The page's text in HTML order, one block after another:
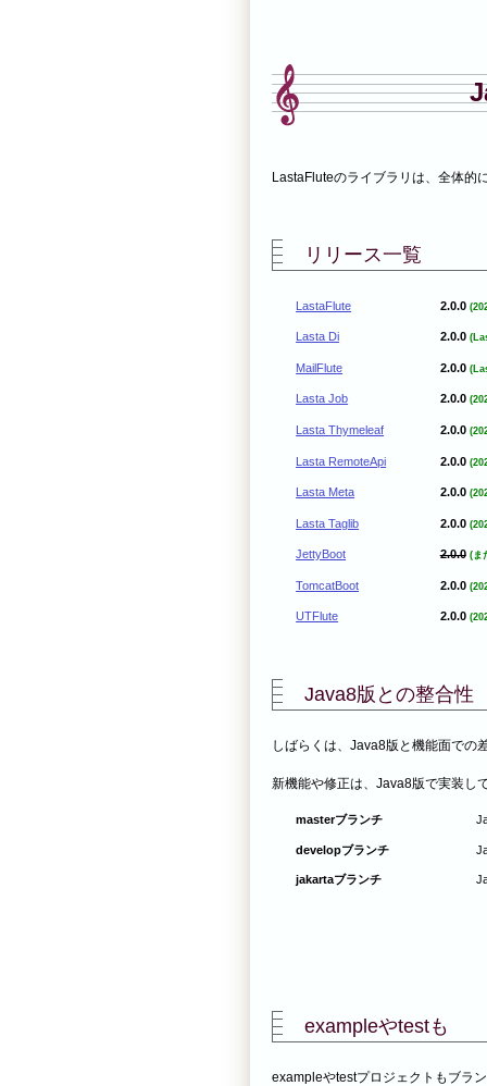
LastaFluteのライブラリは、全体的
リリース一覧
LastaFlute 2.0.0
Lasta Di 2.0.0
MailFlute 2.0.0
Lasta Job 2.0.0
Lasta Thymeleaf 2.0.0
Lasta RemoteApi 2.0.0
Lasta Meta 2.0.0
Lasta Taglib 2.0.0
JettyBoot 2.0.0 (ま
TomcatBoot 2.0.0
UTFlute 2.0.0
Java8版との整合性
しばらくは、Java8版と機能面での
新機能や修正は、Java8版で実装し
masterブランチ
developブランチ
jakartaブランチ
exampleやtestも
exampleやtestプロジェクトもブラ